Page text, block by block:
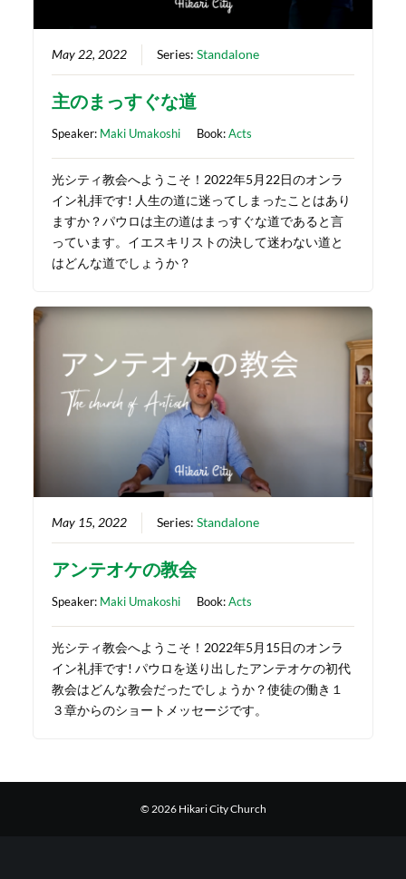
May 22, 2022 Series:Standalone
主のまっすぐな道
Speaker: Maki Umakoshi Book:Acts
光シティ教会へようこそ！2022年5月22日のオンラ
イン礼拝です! 人生の道に迷ってしまったことはあり
ますか？パウロは主の道はまっすぐな道であると言
っています。イエスキリストの決して迷わない道と
はどんな道でしょうか？
May 15, 2022 Series:Standalone
アンテオケの教会
Speaker: Maki Umakoshi Book:Acts
光シティ教会へようこそ！2022年5月15日のオンラ
イン礼拝です! パウロを送り出したアンテオケの初代
教会はどんな教会だったでしょうか？使徒の働き１
３章からのショートメッセージです。
© 2026 Hikari City Church